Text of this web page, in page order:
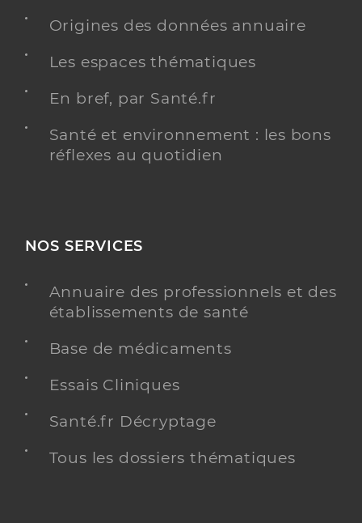
Origines des données annuaire
Les espaces thématiques
En bref, par Santé.fr
Santé et environnement : les bons
réflexes au quotidien
NOS SERVICES
Annuaire des professionnels et des
établissements de santé
Base de médicaments
Essais Cliniques
Santé.fr Décryptage
Tous les dossiers thématiques